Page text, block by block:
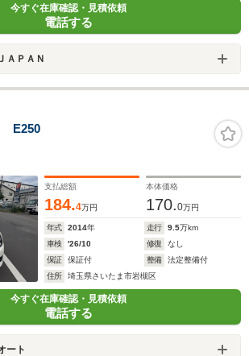
今すぐ在庫確認・見積依頼
電話する
ＡＰＡＮ
E250
支払総額
184.4万円
本体価格
170.0万円
年式 2014年 走行 9.5万km
車検
'26/10 修復
なし
保証
保証付 整備
法定整備付
住所
埼玉県さいたま市岩槻区
今すぐ在庫確認・見積依頼
電話する
ート